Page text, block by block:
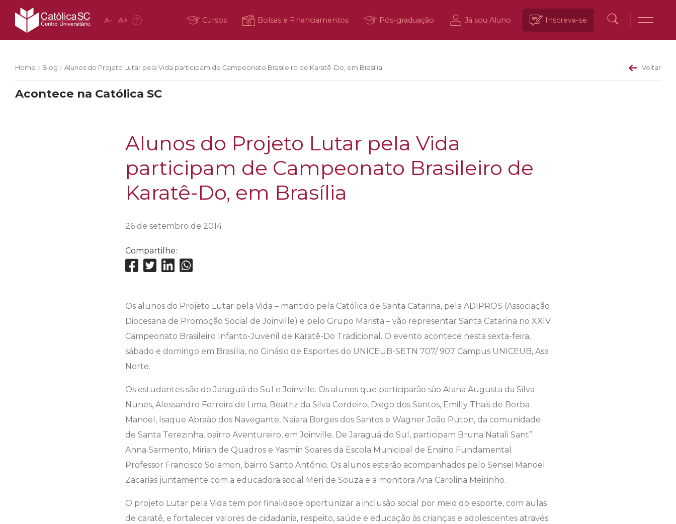
A- A+ ? Cursos Bolsas e Financiamentos Pós-graduação Já sou Aluno Inscreva-se
Home / Blog / Alunos do Projeto Lutar pela Vida participam de Campeonato Brasileiro de Karatê-Do, em Brasília Voltar
Acontece na Católica SC
Alunos do Projeto Lutar pela Vida
participam de Campeonato Brasileiro de
Karatê-Do, em Brasília
26 de setembro de 2014
Compartilhe:
Os alunos do Projeto Lutar pela Vida – mantido pela Católica de Santa Catarina, pela ADIPROS (Associação
Diocesana de Promoção Social de Joinville) e pelo Grupo Marista – vão representar Santa Catarina no XXIV
Campeonato Brasileiro Infanto-Juvenil de Karatê-Do Tradicional. O evento acontece nesta sexta-feira,
sábado e domingo em Brasília, no Ginásio de Esportes do UNICEUB-SETN 707/ 907 Campus UNICEUB, Asa
Norte.
Os estudantes são de Jaraguá do Sul e Joinville. Os alunos que participarão são Alana Augusta da Silva
Nunes, Alessandro Ferreira de Lima, Beatriz da Silva Cordeiro, Diego dos Santos, Emilly Thais de Borba
Manoel, Isaque Abraão dos Navegante, Naiara Borges dos Santos e Wagner João Puton, da comunidade
de Santa Terezinha, bairro Aventureiro, em Joinville. De Jaraguá do Sul, participam Bruna Natali Sant”
Anna Sarmento, Mirian de Quadros e Yasmin Soares da Escola Municipal de Ensino Fundamental
Professor Francisco Solamon, bairro Santo Antônio. Os alunos estarão acompanhados pelo Sensei Manoel
Zacarias juntamente com a educadora social Meri de Souza e a monitora Ana Carolina Meirinho.
O projeto Lutar pela Vida tem por finalidade oportunizar a inclusão social por meio do esporte, com aulas
de caratê, e fortalecer valores de cidadania, respeito, saúde e educação às crianças e adolescentes através